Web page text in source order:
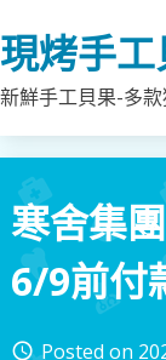
to
content
現烤手
新鮮手工貝果-多
寒舍集
6/9前付
access_time Posted on